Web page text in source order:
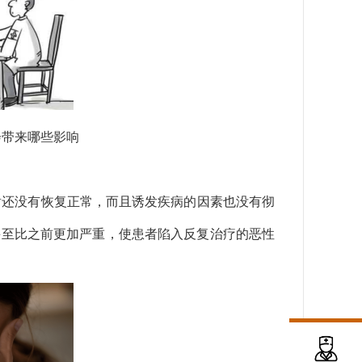
来哪些影响
没有恢复正常，而且诱发疾病的因素也没有彻
比之前更加严重，使患者陷入反复治疗的恶性